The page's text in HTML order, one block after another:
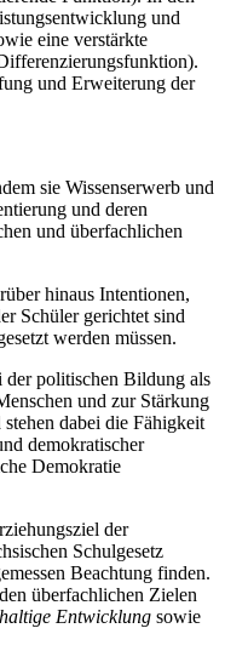
und
eine verstärkte
und Erweiterung der
sie Wissenserwerb und
und deren
und überfachlichen
hinaus Intentionen,
Schüler gerichtet sind
werden müssen.
der politischen Bildung als
und zur Stärkung
dabei die Fähigkeit
demokratischer
Demokratie
der
Schulgesetz
Beachtung finden.
überfachlichen Zielen
Entwicklung sowie